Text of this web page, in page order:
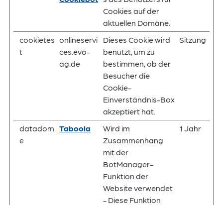
Cookies auf der
aktuellen Domäne.
cookietes
t
onlineservi
ces.evo-
ag.de
Dieses Cookie wird
benutzt, um zu
bestimmen, ob der
Besucher die
Cookie-
Einverständnis-Box
akzeptiert hat.
Sitzung
datadom
e
Taboola
Wird im
Zusammenhang
mit der
BotManager-
Funktion der
Website verwendet
- Diese Funktion
1 Jahr